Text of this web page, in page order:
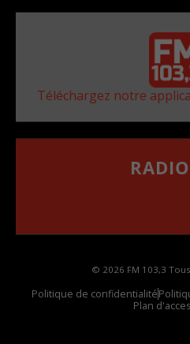
Téléchargez notre
© 2026 FM 103,3
Politique de confidentialité
Plan